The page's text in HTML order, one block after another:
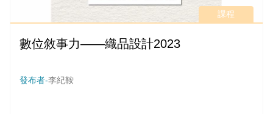
課程
數位敘事力——織品設計2023
發布者-李紀鞍